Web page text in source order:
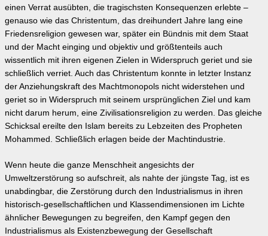
einen Verrat ausübten, die tragischsten Konsequenzen erlebte –
genauso wie das Christentum, das dreihundert Jahre lang eine
Friedensreligion gewesen war, später ein Bündnis mit dem Staat
und der Macht einging und objektiv und größtenteils auch
wissentlich mit ihren eigenen Zielen in Widerspruch geriet und sie
schließlich verriet. Auch das Christentum konnte in letzter Instanz
der Anziehungskraft des Machtmonopols nicht widerstehen und
geriet so in Widerspruch mit seinem ursprünglichen Ziel und kam
nicht darum herum, eine Zivilisationsreligion zu werden. Das gleiche
Schicksal ereilte den Islam bereits zu Lebzeiten des Propheten
Mohammed. Schließlich erlagen beide der Machtindustrie.
Wenn heute die ganze Menschheit angesichts der
Umweltzerstörung so aufschreit, als nahte der jüngste Tag, ist es
unabdingbar, die Zerstörung durch den Industrialismus in ihren
historisch-gesellschaftlichen und Klassendimensionen im Lichte
ähnlicher Bewegungen zu begreifen, den Kampf gegen den
Industrialismus als Existenzbewegung der Gesellschaft